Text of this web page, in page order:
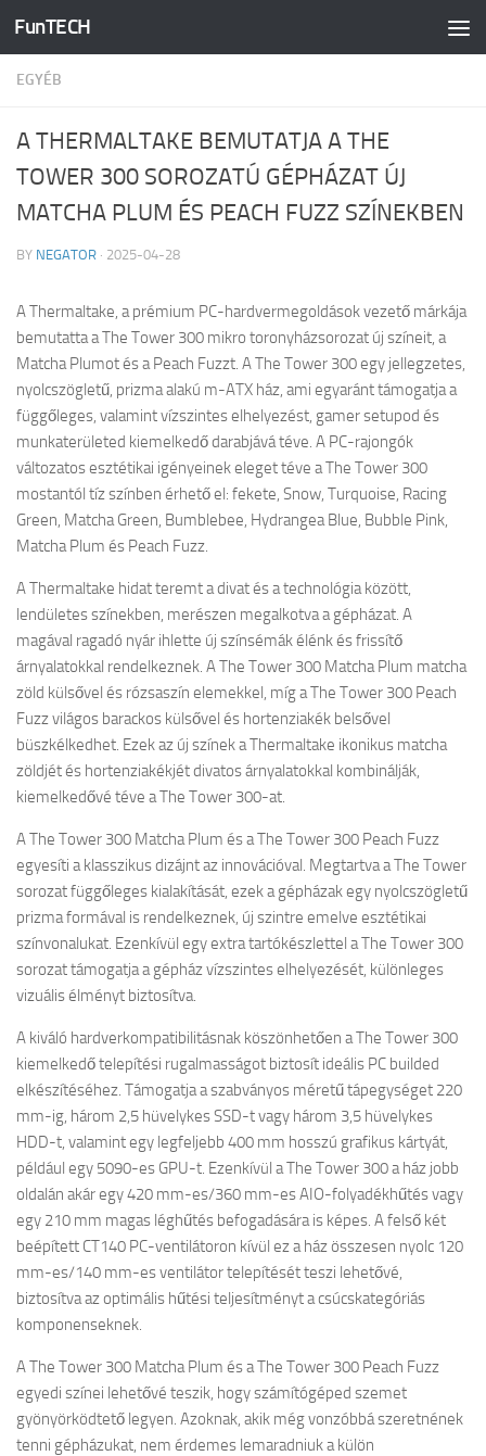
Skip to content
FunTECH
EGYÉB
A THERMALTAKE BEMUTATJA A THE
TOWER 300 SOROZATÚ GÉPHÁZAT ÚJ
MATCHA PLUM ÉS PEACH FUZZ SZÍNEKBEN
BY NEGATOR · 2025-04-28
A Thermaltake, a prémium PC-hardvermegoldások vezető márkája
bemutatta a The Tower 300 mikro toronyházsorozat új színeit, a
Matcha Plumot és a Peach Fuzzt. A The Tower 300 egy jellegzetes,
nyolcszögletű, prizma alakú m-ATX ház, ami egyaránt támogatja a
függőleges, valamint vízszintes elhelyezést, gamer setupod és
munkaterületed kiemelkedő darabjává téve. A PC-rajongók
változatos esztétikai igényeinek eleget téve a The Tower 300
mostantól tíz színben érhető el: fekete, Snow, Turquoise, Racing
Green, Matcha Green, Bumblebee, Hydrangea Blue, Bubble Pink,
Matcha Plum és Peach Fuzz.
A Thermaltake hidat teremt a divat és a technológia között,
lendületes színekben, merészen megalkotva a gépházat. A
magával ragadó nyár ihlette új színsémák élénk és frissítő
árnyalatokkal rendelkeznek. A The Tower 300 Matcha Plum matcha
zöld külsővel és rózsaszín elemekkel, míg a The Tower 300 Peach
Fuzz világos barackos külsővel és hortenziakék belsővel
büszkélkedhet. Ezek az új színek a Thermaltake ikonikus matcha
zöldjét és hortenziakékjét divatos árnyalatokkal kombinálják,
kiemelkedővé téve a The Tower 300-at.
A The Tower 300 Matcha Plum és a The Tower 300 Peach Fuzz
egyesíti a klasszikus dizájnt az innovációval. Megtartva a The Tower
sorozat függőleges kialakítását, ezek a gépházak egy nyolcszögletű
prizma formával is rendelkeznek, új szintre emelve esztétikai
színvonalukat. Ezenkívül egy extra tartókészlettel a The Tower 300
sorozat támogatja a gépház vízszintes elhelyezését, különleges
vizuális élményt biztosítva.
A kiváló hardverkompatibilitásnak köszönhetően a The Tower 300
kiemelkedő telepítési rugalmasságot biztosít ideális PC builded
elkészítéséhez. Támogatja a szabványos méretű tápegységet 220
mm-ig, három 2,5 hüvelykes SSD-t vagy három 3,5 hüvelykes
HDD-t, valamint egy legfeljebb 400 mm hosszú grafikus kártyát,
például egy 5090-es GPU-t. Ezenkívül a The Tower 300 a ház jobb
oldalán akár egy 420 mm-es/360 mm-es AIO-folyadékhűtés vagy
egy 210 mm magas léghűtés befogadására is képes. A felső két
beépített CT140 PC-ventilátoron kívül ez a ház összesen nyolc 120
mm-es/140 mm-es ventilátor telepítését teszi lehetővé,
biztosítva az optimális hűtési teljesítményt a csúcskategóriás
komponenseknek.
A The Tower 300 Matcha Plum és a The Tower 300 Peach Fuzz
egyedi színei lehetővé teszik, hogy számítógéped szemet
gyönyörködtető legyen. Azoknak, akik még vonzóbbá szeretnének
tenni gépházukat, nem érdemes lemaradniuk a külön